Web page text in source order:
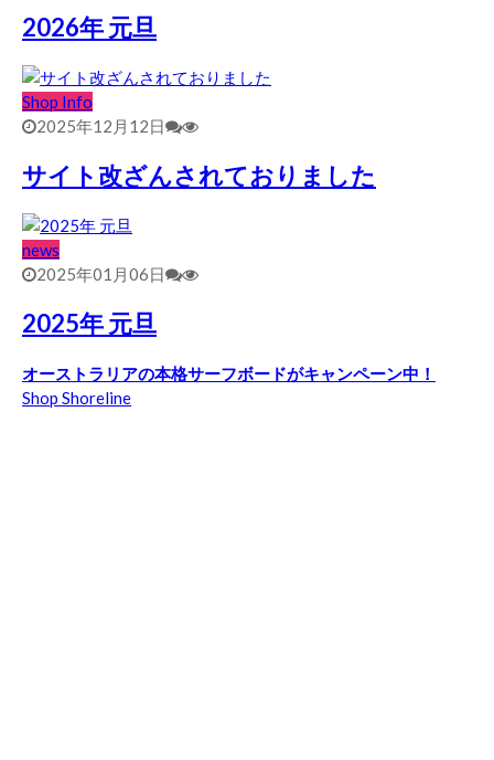
2026年 元旦
Shop Info
2025年12月12日
サイト改ざんされておりました
news
2025年01月06日
2025年 元旦
オーストラリアの本格サーフボードがキャンペーン中！
Shop Shoreline